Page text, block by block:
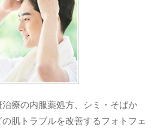
療の内服薬処方、シミ・そばか
肌トラブルを改善するフォトフェ